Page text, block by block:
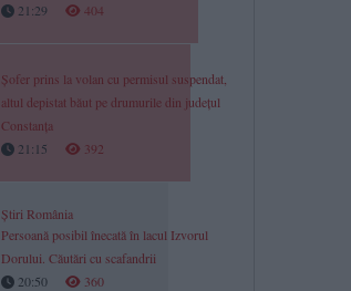
21:29
404
Șofer prins la volan cu permisul suspendat,
altul depistat băut pe drumurile din județul
Constanța
21:15
392
Știri România
Persoană posibil înecată în lacul Izvorul
Dorului. Căutări cu scafandrii
20:50
360